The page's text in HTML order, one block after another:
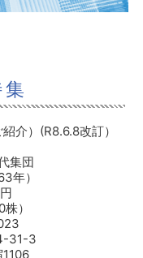
介）(R8.6.8改訂）
集団
年）
）
31-3